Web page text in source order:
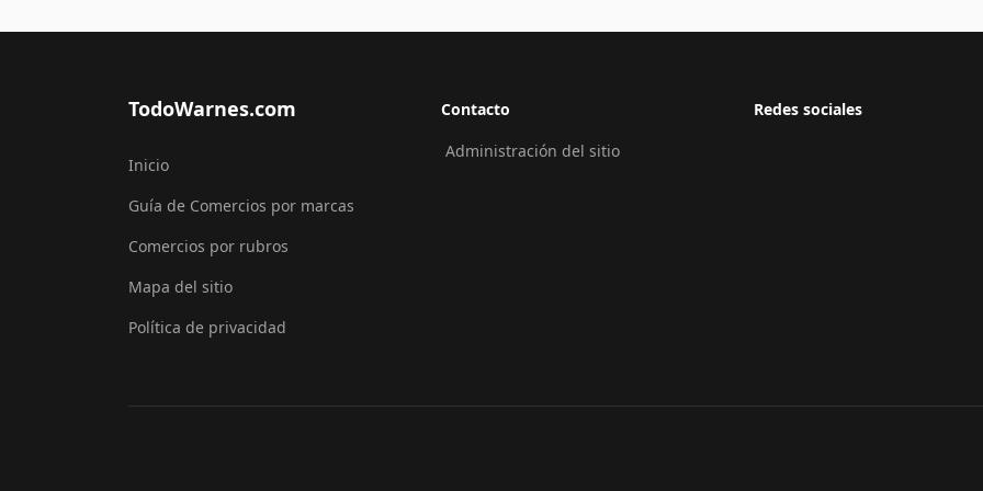
TodoWarnes.com
Inicio
Guía de Comercios por marcas
Comercios por rubros
Mapa del sitio
Política de privacidad
Contacto
Administración del sitio
Redes sociales